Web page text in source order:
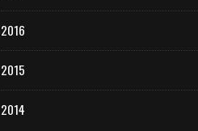
2016
2015
2014